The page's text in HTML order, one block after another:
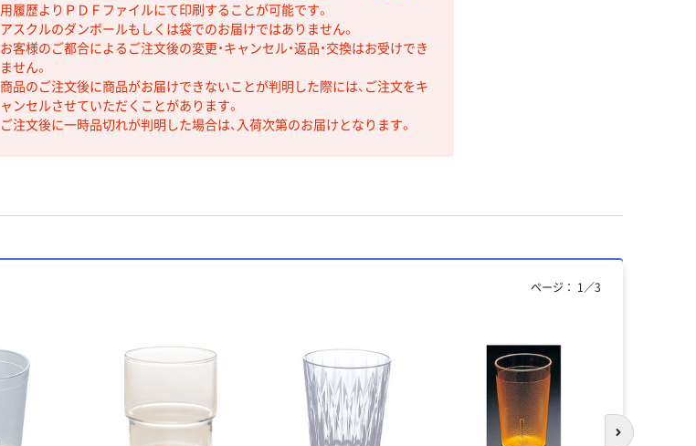
用履歴よりＰＤＦファイルにて印刷することが可能です。
アスクルのダンボールもしくは袋でのお届けではありません。
お客様のご都合によるご注文後の変更・キャンセル・返品・交換はお受けでき
ません。
商品のご注文後に商品がお届けできないことが判明した際には、ご注文をキ
ャンセルさせていただくことがあります。
ご注文後に一時品切れが判明した場合は、入荷次第のお届けとなります。
ページ： 1 ／3
次のスライド